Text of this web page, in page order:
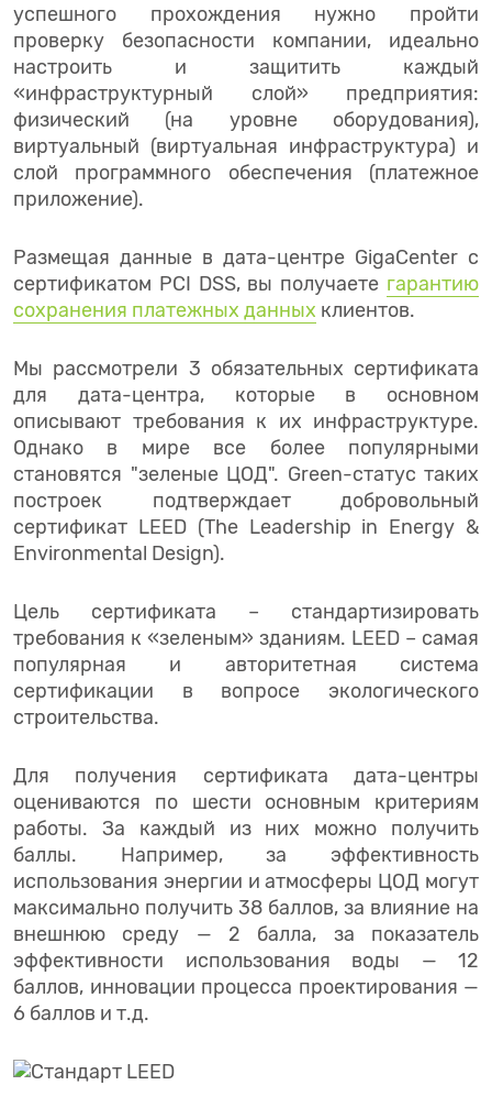
успешного прохождения нужно пройти
проверку безопасности компании, идеально
настроить и защитить каждый
«инфраструктурный слой» предприятия:
физический (на уровне оборудования),
виртуальный (виртуальная инфраструктура) и
слой программного обеспечения (платежное
приложение).
Размещая данные в дата-центре GigaCenter с
сертификатом PCI DSS, вы получаете гарантию
сохранения платежных данных клиентов.
Мы рассмотрели 3 обязательных сертификата
для дата-центра, которые в основном
описывают требования к их инфраструктуре.
Однако в мире все более популярными
становятся "зеленые ЦОД". Green-статус таких
построек подтверждает добровольный
сертификат LEED (The Leadership in Energy &
Environmental Design).
Цель сертификата – стандартизировать
требования к «зеленым» зданиям. LEED – самая
популярная и авторитетная система
сертификации в вопросе экологического
строительства.
Для получения сертификата дата-центры
оцениваются по шести основным критериям
работы. За каждый из них можно получить
баллы. Например, за эффективность
использования энергии и атмосферы ЦОД могут
максимально получить 38 баллов, за влияние на
внешнюю среду — 2 балла, за показатель
эффективности использования воды — 12
баллов, инновации процесса проектирования —
6 баллов и т.д.